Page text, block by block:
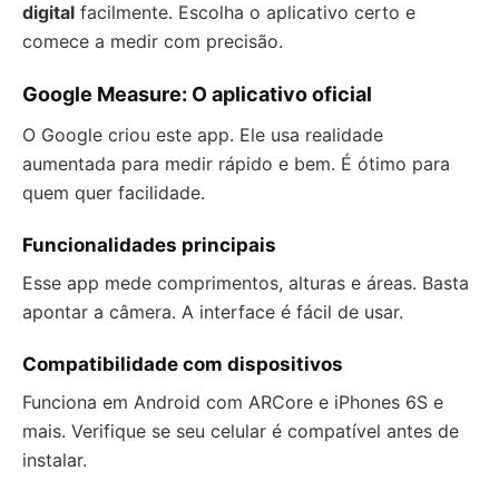
digital facilmente. Escolha o aplicativo certo e
comece a medir com precisão.
Google Measure: O aplicativo oficial
O Google criou este app. Ele usa realidade
aumentada para medir rápido e bem. É ótimo para
quem quer facilidade.
Funcionalidades principais
Esse app mede comprimentos, alturas e áreas. Basta
apontar a câmera. A interface é fácil de usar.
Compatibilidade com dispositivos
Funciona em Android com ARCore e iPhones 6S e
mais. Verifique se seu celular é compatível antes de
instalar.